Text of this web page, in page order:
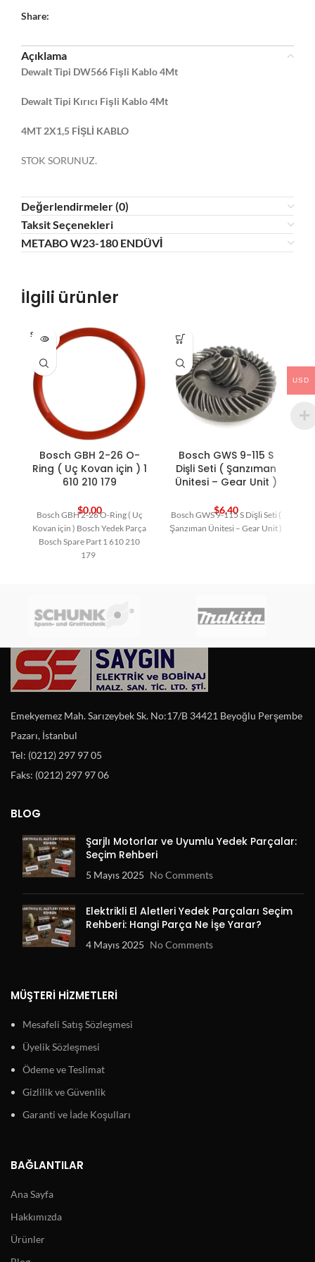
Share:
Açıklama
Dewalt Tipi DW566 Fişli Kablo 4Mt
Dewalt Tipi Kırıcı Fişli Kablo 4Mt
4MT 2X1,5 FİŞLİ KABLO
STOK SORUNUZ.
Değerlendirmeler (0)
Taksit Seçenekleri
METABO W23-180 ENDÜVİ
İlgili ürünler
SOLD O
UT
Bosch GBH 2-26 O-
Ring ( Uç Kovan için ) 1
610 210 179
$0,00
Bosch GBH 2-26 O-Ring ( Uç
Kovan için ) Bosch Yedek Parça
Bosch Spare Part 1 610 210
179
Bosch GWS 9-115 S
Dişli Seti ( Şanzıman
Ünitesi – Gear Unit )
$6,40
Bosch GWS 9-115 S Dişli Seti (
Şanzıman Ünitesi – Gear Unit )
Emekyemez Mah. Sarızeybek Sk. No:17/B 34421 Beyoğlu Perşembe
Pazarı, İstanbul
Tel: (0212) 297 97 05
Faks: (0212) 297 97 06
BLOG
Şarjlı Motorlar ve Uyumlu Yedek Parçalar:
Seçim Rehberi
5 Mayıs 2025 No Comments
Elektrikli El Aletleri Yedek Parçaları Seçim
Rehberi: Hangi Parça Ne İşe Yarar?
4 Mayıs 2025 No Comments
MÜŞTERI HIZMETLERI
Mesafeli Satış Sözleşmesi
Üyelik Sözleşmesi
Ödeme ve Teslimat
Gizlilik ve Güvenlik
Garanti ve İade Koşulları
BAĞLANTILAR
Ana Sayfa
Hakkımızda
Ürünler
USD